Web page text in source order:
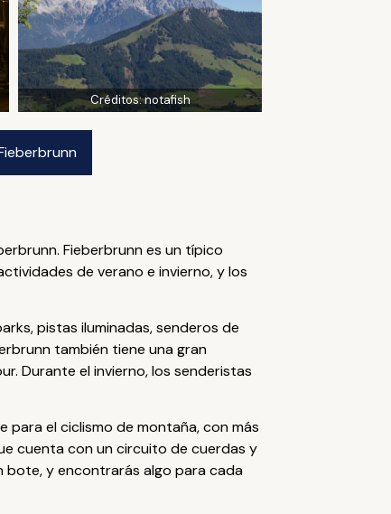
Créditos:notafish
Fieberbrunn es un típico
de verano e invierno, y los
pistas iluminadas, senderos de
también tiene una gran
Durante el invierno, los senderistas
para el ciclismo de montaña, con más
cuenta con un circuito de cuerdas y
bote, y encontrarás algo para cada